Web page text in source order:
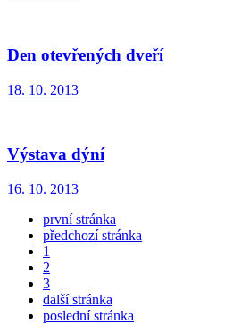
Den otevřených dveří
18. 10. 2013
Výstava dýní
16. 10. 2013
první stránka
předchozí stránka
1
2
3
další stránka
poslední stránka